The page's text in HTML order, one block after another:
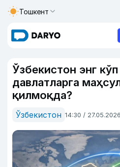
Тошкент
Ўзбекистон энг
давлатларга
қилмоқда?
Ўзбекистон 14:30 / 27.05.2026